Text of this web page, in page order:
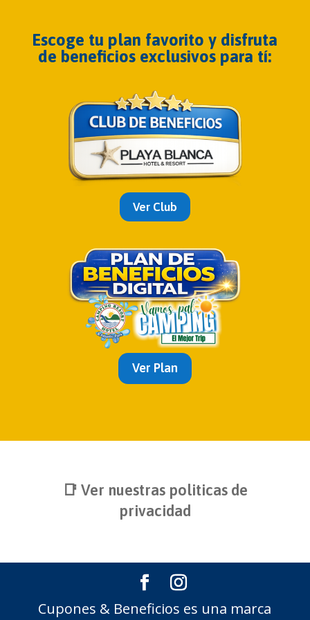
Escoge tu plan favorito y disfruta
de beneficios exclusivos para tí:
Ver Club
Ver Plan
📑 Ver nuestras politicas de
privacidad
Cupones & Beneficios es una marca